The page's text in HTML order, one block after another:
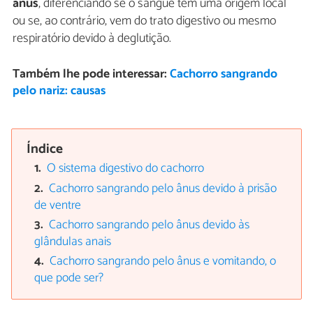
ou se, ao contrário, vem do trato digestivo ou mesmo
respiratório devido à deglutição.
Também lhe pode interessar:Cachorro sangrando
pelo nariz: causas
Índice
O sistema digestivo do cachorro
Cachorro sangrando pelo ânus devido à prisão
de ventre
Cachorro sangrando pelo ânus devido às
glândulas anais
Cachorro sangrando pelo ânus e vomitando, o
que pode ser?